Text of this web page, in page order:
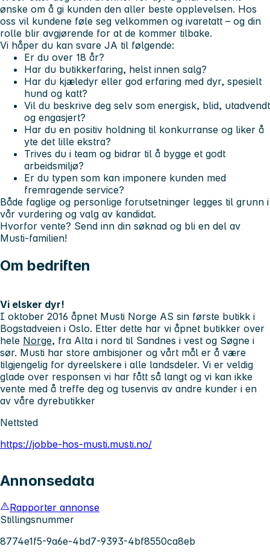
ønske om å gi kunden den aller beste opplevelsen. Hos
oss vil kundene føle seg velkommen og ivaretatt – og din
rolle blir avgjørende for at de kommer tilbake.
Vi håper du kan svare JA til følgende:
Er du over 18 år?
Har du butikkerfaring, helst innen salg?
Har du kjæledyr eller god erfaring med dyr, spesielt
hund og katt?
Vil du beskrive deg selv som energisk, blid, utadvendt
og engasjert?
Har du en positiv holdning til konkurranse og liker å
yte det lille ekstra?
Trives du i team og bidrar til å bygge et godt
arbeidsmiljø?
Er du typen som kan imponere kunden med
fremragende service?
Både faglige og personlige forutsetninger legges til grunn i
vår vurdering og valg av kandidat.
Hvorfor vente? Send inn din søknad og bli en del av
Musti-familien!
Om bedriften
Vi elsker dyr!
I oktober 2016 åpnet Musti Norge AS sin første butikk i
Bogstadveien i Oslo. Etter dette har vi åpnet butikker over
hele Norge, fra Alta i nord til Sandnes i vest og Søgne i
sør. Musti har store ambisjoner og vårt mål er å være
tilgjengelig for dyreelskere i alle landsdeler. Vi er veldig
glade over responsen vi har fått så langt og vi kan ikke
vente med å treffe deg og tusenvis av andre kunder i en
av våre dyrebutikker
Nettsted
https://jobbe-hos-musti.musti.no/
Annonsedata
Rapporter annonse
Stillingsnummer
8774e1f5-9a6e-4bd7-9393-4bf8550ca8eb